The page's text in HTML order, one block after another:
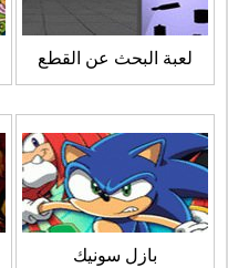
لعبة البحث عن القطع
بازل سونيك